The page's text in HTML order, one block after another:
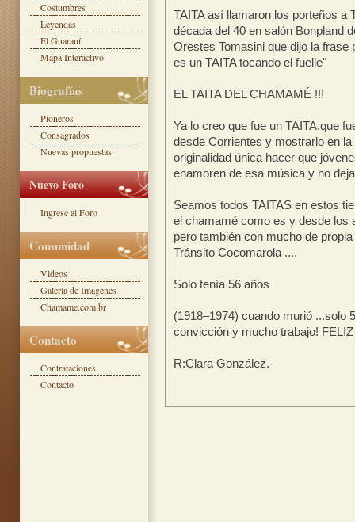
TAITA así llamaron los porteños a
década del 40 en salón Bonpland
Orestes Tomasini que dijo la
es un TAITA tocando el fuelle"
EL TAITA DEL CHAMAMÉ !!!
Ya lo creo que fue un TAITA,que
desde Corrientes y mostrarlo en
originalidad única hacer que
enamoren de esa música y no
Seamos todos TAITAS en estos
el chamamé como es y desde los
pero también con mucho de
Tránsito Cocomarola ....
Solo tenía 56 años
(1918–1974) cuando murió ...solo
convicción y mucho trabajo!
R:Clara González.-
Costumbres
Leyendas
El Guaraní
Mapa Interactivo
Biografías
Pioneros
Consagrados
Nuevas propuestas
Nuevo Foro
Ingrese al Foro
Comunidad
Videos
Galería de Imagenes
Chamame.com.br
Contacto
Contrataciones
Contacto